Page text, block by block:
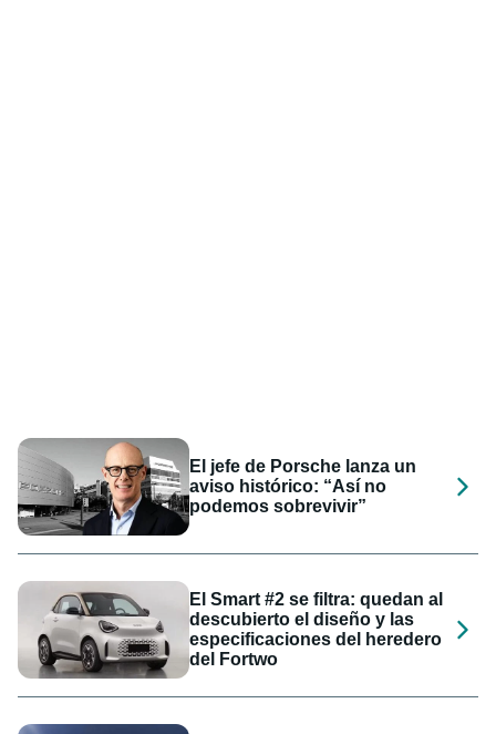
El jefe de Porsche lanza un
aviso histórico: “Así no
podemos sobrevivir”
El Smart #2 se filtra: quedan al
descubierto el diseño y las
especificaciones del heredero
del Fortwo